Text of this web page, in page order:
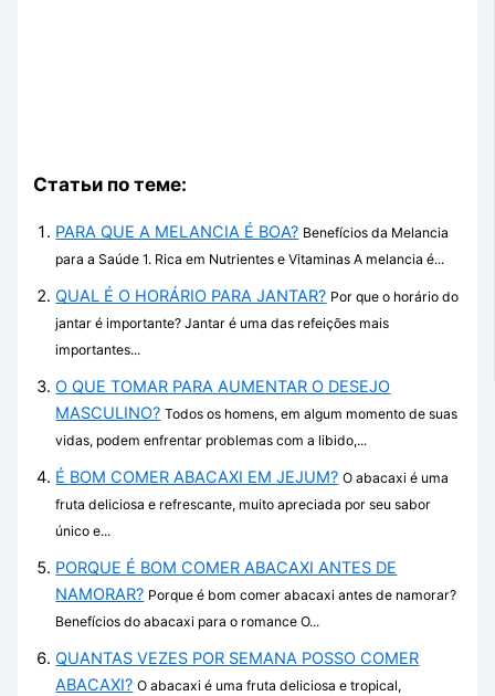
Статьи по теме:
PARA QUE A MELANCIA É BOA? Benefícios da Melancia
para a Saúde 1. Rica em Nutrientes e Vitaminas A melancia é...
QUAL É O HORÁRIO PARA JANTAR? Por que o horário do
jantar é importante? Jantar é uma das refeições mais
importantes...
O QUE TOMAR PARA AUMENTAR O DESEJO
MASCULINO? Todos os homens, em algum momento de suas
vidas, podem enfrentar problemas com a libido,...
É BOM COMER ABACAXI EM JEJUM? O abacaxi é uma
fruta deliciosa e refrescante, muito apreciada por seu sabor
único e...
PORQUE É BOM COMER ABACAXI ANTES DE
NAMORAR? Porque é bom comer abacaxi antes de namorar?
Benefícios do abacaxi para o romance O...
QUANTAS VEZES POR SEMANA POSSO COMER
ABACAXI? O abacaxi é uma fruta deliciosa e tropical,